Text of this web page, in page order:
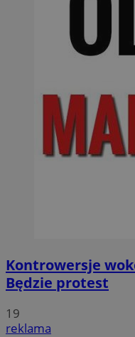
Kontrowersje
Będzie protest
19
reklama